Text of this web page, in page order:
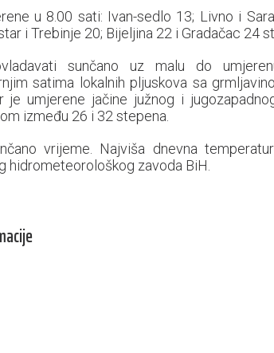
u 8.00 sati: Ivan-sedlo 13; Livno i
i Trebinje 20; Bijeljina 22 i Gradačac 24
sunčano uz malu do
satima lokalnih pljuskova sa
je umjerene jačine južnog i
između 26 i 32 stepena.
vrijeme. Najviša dnevna
hidrometeorološkog zavoda BiH.